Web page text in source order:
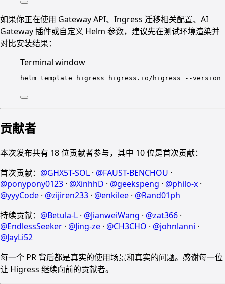
如果你正在使用 Gateway API、Ingress 迁移相关配置、AI
Gateway 插件或自定义 Helm 参数，建议先在测试环境渲染并
对比安装结果：
Terminal window
helm template higress higress.io/higress --version
贡献者
本次发布共有 18 位贡献者参与，其中 10 位是首次贡献：
首次贡献： @GHX5T-SOL · @FAUST-BENCHOU ·
@ponypony0123 · @XinhhD · @geekspeng · @philo-x ·
@yyyCode · @zijiren233 · @enkilee · @Rand01ph
持续贡献： @Betula-L · @JianweiWang · @zat366 ·
@EndlessSeeker · @Jing-ze · @CH3CHO · @johnlanni ·
@JayLi52
每一个 PR 背后都是真实的使用场景和真实的问题。感谢每一位
让 Higress 继续向前的贡献者。